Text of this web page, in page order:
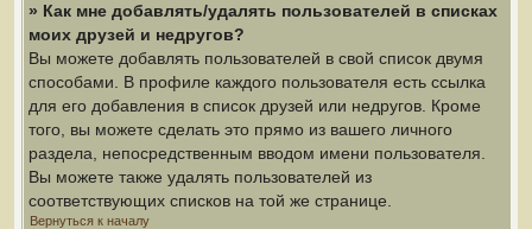
» Как мне добавлять/удалять пользователей в списках
моих друзей и недругов?
Вы можете добавлять пользователей в свой список двумя
способами. В профиле каждого пользователя есть ссылка
для его добавления в список друзей или недругов. Кроме
того, вы можете сделать это прямо из вашего личного
раздела, непосредственным вводом имени пользователя.
Вы можете также удалять пользователей из
соответствующих списков на той же странице.
Вернуться к началу